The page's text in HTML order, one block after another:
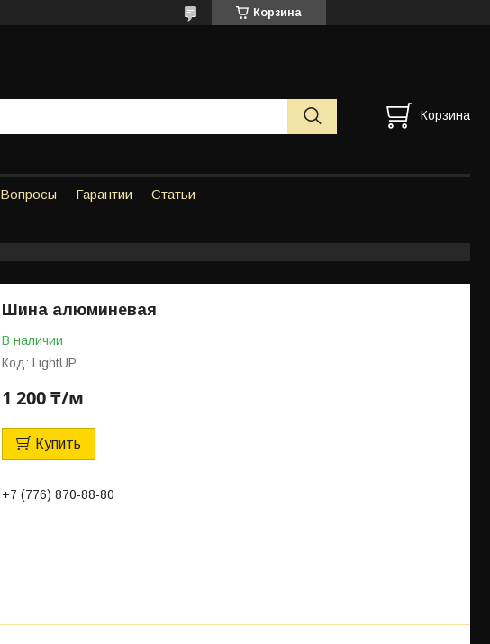
Корзина
Корзина
Вопросы Гарантии Статьи
Шина алюминевая
В наличии
Код: LightUP
1 200 ₸/м
Купить
+7 (776) 870-88-80